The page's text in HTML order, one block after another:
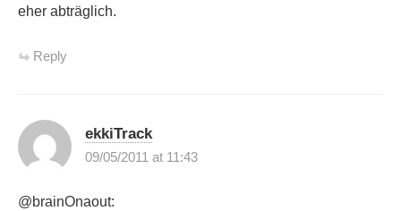
eher abträglich.
Reply
ekkiTrack
09/05/2011 at 11:43
@brainOnaout: